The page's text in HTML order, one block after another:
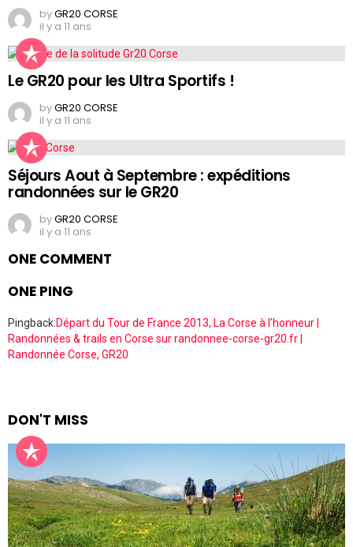
byGR20 CORSE
il y a 11 ans
Le GR20 pour les Ultra Sportifs !
byGR20 CORSE
il y a 11 ans
Séjours Aout à Septembre : expéditions
randonnées sur le GR20
byGR20 CORSE
il y a 11 ans
ONE COMMENT
ONE PING
Pingback:Départ du Tour de France 2013, La Corse à l’honneur |
Randonnées & trails en Corse sur randonnee-corse-gr20.fr |
Randonnée Corse, GR20
DON'T MISS